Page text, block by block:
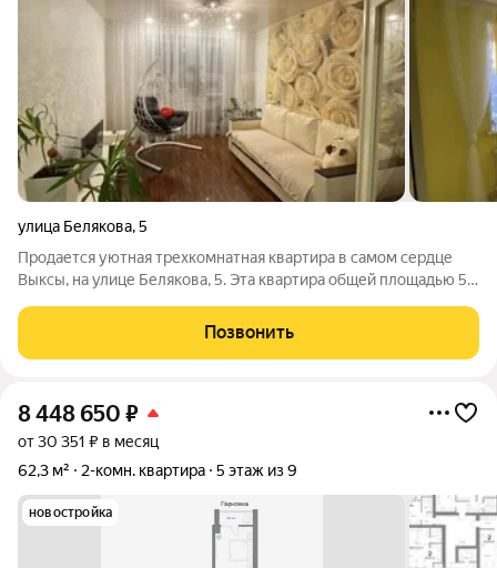
улица Белякова,5
Продается уютная трехкомнатная квартира в самом сердце
Выксы, на улице Белякова, 5. Эта квартира общей площадью 57
построенного в 1990 году. Удобная планировка включает в
себя просторную
Позвонить
8 448 650 ₽
от 30 351 ₽ в месяц
62,3 м²
2-комн. квартира 5 этаж из 9
новостройка